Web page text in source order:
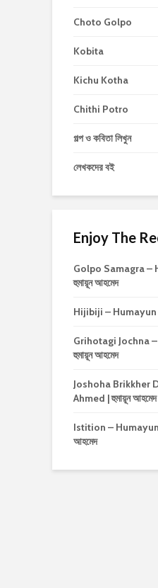
Choto Golpo
Kobita
Kichu Kotha
Chithi Potro
গল্প ও কবিতা লিখুন
লেখকদের বই
Enjoy The
Golpo Samagra –
হুমায়ূন আহমেদ
Hijibiji – Humayun
Grihotagi Jochna
হুমায়ূন আহমেদ
Joshoha Brikkher
Ahmed | হুমায়ূন আহমেদ
Istition – Humayun
আহমেদ